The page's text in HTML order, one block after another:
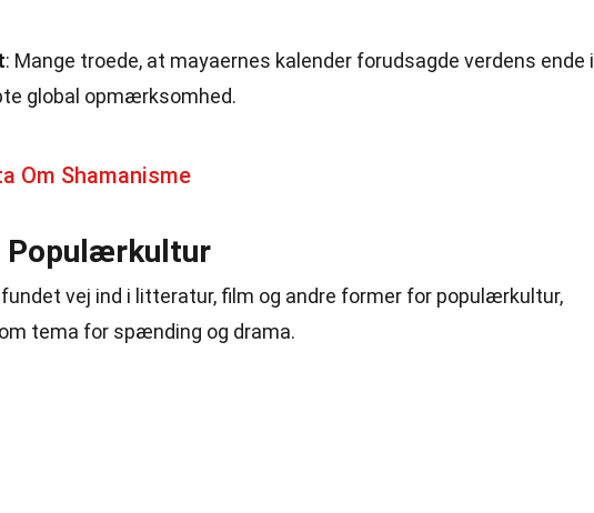
: Mange troede, at mayaernes kalender forudsagde verdens ende i
global opmærksomhed.
Om Shamanisme
Populærkultur
vej ind i litteratur, film og andre former for populærkultur,
tema for spænding og drama.